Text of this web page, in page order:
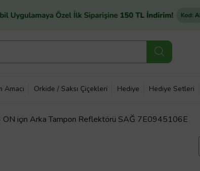
Amacı Orkide / Saksı Çiçekleri Hediye Hediye Setleri
için Arka Tampon Reflektörü SAĞ 7E0945106E